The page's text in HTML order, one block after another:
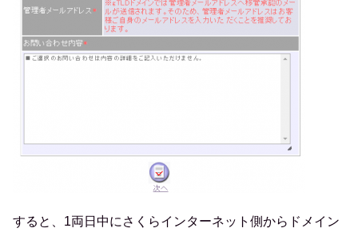
すると、1両日中にさくらインターネット側からドメイン